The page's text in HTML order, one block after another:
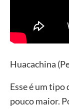
Huacachina
Esse é um tipo
pouco maior.